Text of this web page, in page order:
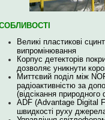
Великі пластикові
випромінювання
Корпус детекторів
дозволяє уникнути
Миттєвий поділ між
радіоактивністю за
(відсікання природного
ADF (Advantage Digital
швидкості руху